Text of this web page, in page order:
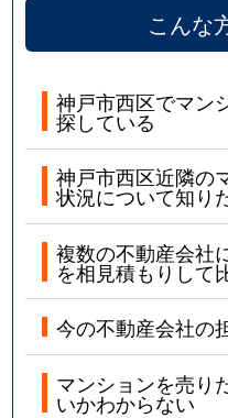
こんな
神戸市西区でマン
探している
神戸市西区近隣の
状況について知り
複数の不動産会社
を相見積もりして
今の不動産会社の
マンションを売り
いかわからない